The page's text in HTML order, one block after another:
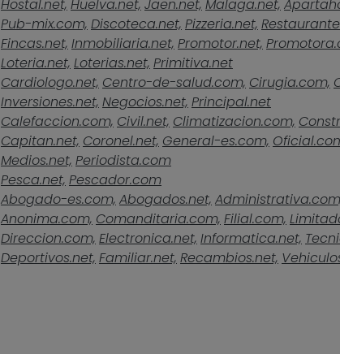
Hostal.net, Huelva.net, Jaen.net, Malaga.net,
Pub-mix.com, Discoteca.net, Pizzeria.net,
Fincas.net, Inmobiliaria.net, Promotor.net,
Loteria.net, Loterias.net, Primitiva.net
Cardiologo.net, Centro-de-salud.com, Cirugia.com,
Inversiones.net, Negocios.net, Principal.net
Calefaccion.com, Civil.net, Climatizacion.com,
Capitan.net, Coronel.net, General-es.com,
Medios.net, Periodista.com
Pesca.net, Pescador.com
Abogado-es.com, Abogados.net,
Anonima.com, Comanditaria.com, Filial.com,
Direccion.com, Electronica.net, Informatica.net,
Deportivos.net, Familiar.net, Recambios.net,